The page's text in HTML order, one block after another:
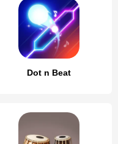
Dot n Beat